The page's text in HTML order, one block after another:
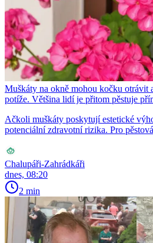
Muškáty na okně mohou kočku otrávit
potíže. Většina lidí je přitom pěstuje
Ačkoli muškáty poskytují estetické
potenciální zdravotní rizika. Pro
Chalupáři-Zahrádkáři
dnes, 08:20
2 min